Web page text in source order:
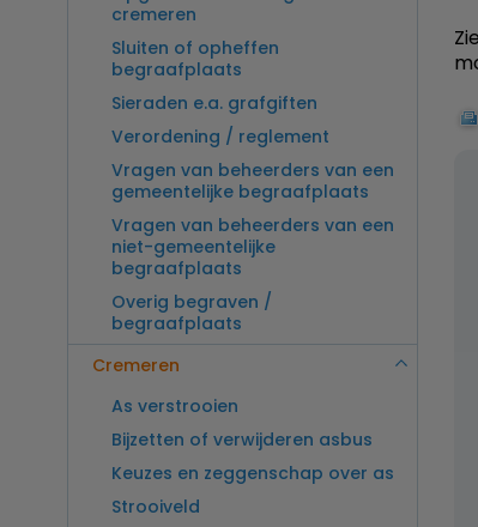
cremeren
Sluiten of opheffen
begraafplaats
Sieraden e.a. grafgiften
Verordening / reglement
Vragen van beheerders van een
gemeentelijke begraafplaats
Vragen van beheerders van een
niet-gemeentelijke
begraafplaats
Overig begraven /
begraafplaats
Cremeren
As verstrooien
Bijzetten of verwijderen asbus
Keuzes en zeggenschap over as
Strooiveld